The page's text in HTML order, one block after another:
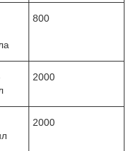
800
2000
2000